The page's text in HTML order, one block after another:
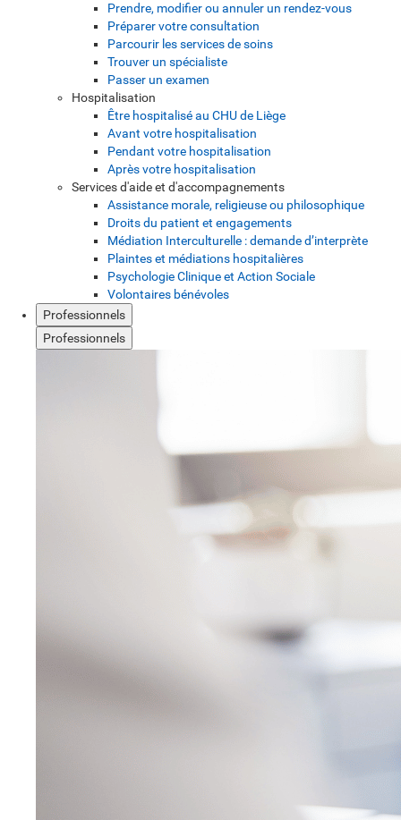
Prendre, modifier ou annuler un rendez-vous
Préparer votre consultation
Parcourir les services de soins
Trouver un spécialiste
Passer un examen
Hospitalisation
Être hospitalisé au CHU de Liège
Avant votre hospitalisation
Pendant votre hospitalisation
Après votre hospitalisation
Services d'aide et d'accompagnements
Assistance morale, religieuse ou philosophique
Droits du patient et engagements
Médiation Interculturelle : demande d’interprète
Plaintes et médiations hospitalières
Psychologie Clinique et Action Sociale
Volontaires bénévoles
Professionnels
Professionnels